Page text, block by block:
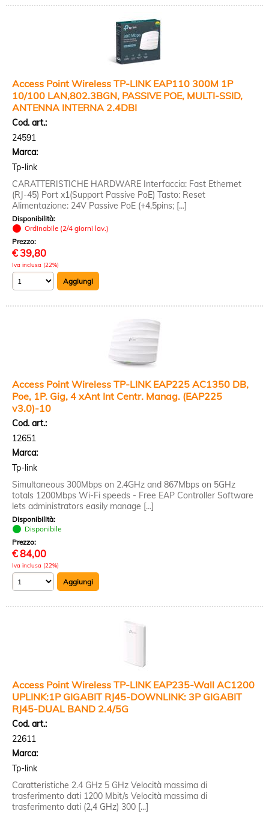
Access Point Wireless TP-LINK EAP110 300M 1P
10/100 LAN,802.3BGN, PASSIVE POE, MULTI-SSID,
ANTENNA INTERNA 2.4DBI
Cod. art.:
24591
Marca:
Tp-link
CARATTERISTICHE HARDWARE Interfaccia: Fast Ethernet
(RJ-45) Port x1(Support Passive PoE) Tasto: Reset
Alimentazione: 24V Passive PoE (+4,5pins; [...]
Disponibilità:
Ordinabile (2/4 giorni lav.)
Prezzo:
€ 39,80
Iva inclusa (22%)
Access Point Wireless TP-LINK EAP225 AC1350 DB,
Poe, 1P. Gig, 4 xAnt Int Centr. Manag. (EAP225
v3.0)-10
Cod. art.:
12651
Marca:
Tp-link
Simultaneous 300Mbps on 2.4GHz and 867Mbps on 5GHz
totals 1200Mbps Wi-Fi speeds - Free EAP Controller Software
lets administrators easily manage [...]
Disponibilità:
Disponibile
Prezzo:
€84,00
Iva inclusa (22%)
Access Point Wireless TP-LINK EAP235-Wall AC1200
UPLINK:1P GIGABIT RJ45-DOWNLINK: 3P GIGABIT
RJ45-DUAL BAND 2.4/5G
Cod. art.:
22611
Marca:
Tp-link
Caratteristiche 2.4 GHz 5 GHz Velocità massima di
trasferimento dati 1200 Mbit/s Velocità massima di
trasferimento dati (2,4 GHz) 300 [...]